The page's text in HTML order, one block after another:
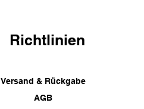
Richtlinien
Versand & Rückgabe
AGB